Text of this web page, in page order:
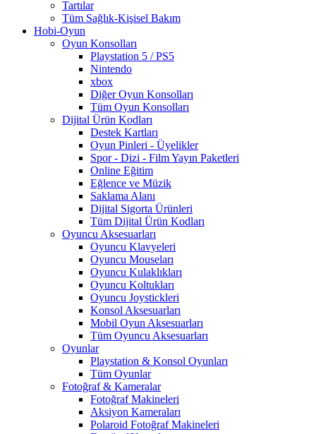
Tartılar
Tüm Sağlık-Kişisel Bakım
Hobi-Oyun
Oyun Konsolları
Playstation 5 / PS5
Nintendo
xbox
Diğer Oyun Konsolları
Tüm Oyun Konsolları
Dijital Ürün Kodları
Destek Kartları
Oyun Pinleri - Üyelikler
Spor - Dizi - Film Yayın Paketleri
Online Eğitim
Eğlence ve Müzik
Saklama Alanı
Dijital Sigorta Ürünleri
Tüm Dijital Ürün Kodları
Oyuncu Aksesuarları
Oyuncu Klavyeleri
Oyuncu Mouseları
Oyuncu Kulaklıkları
Oyuncu Koltukları
Oyuncu Joystickleri
Konsol Aksesuarları
Mobil Oyun Aksesuarları
Tüm Oyuncu Aksesuarları
Oyunlar
Playstation & Konsol Oyunları
Tüm Oyunlar
Fotoğraf & Kameralar
Fotoğraf Makineleri
Aksiyon Kameraları
Polaroid Fotoğraf Makineleri